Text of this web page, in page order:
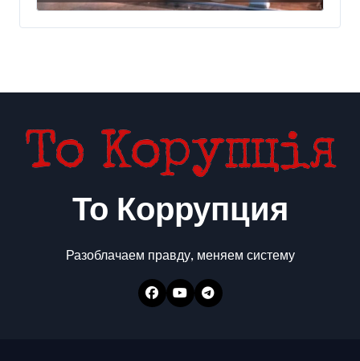
То Коррупция
Разоблачаем правду, меняем систему